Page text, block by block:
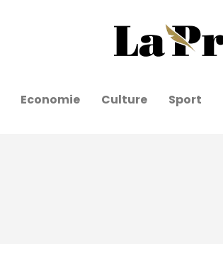
Economie Culture Sport